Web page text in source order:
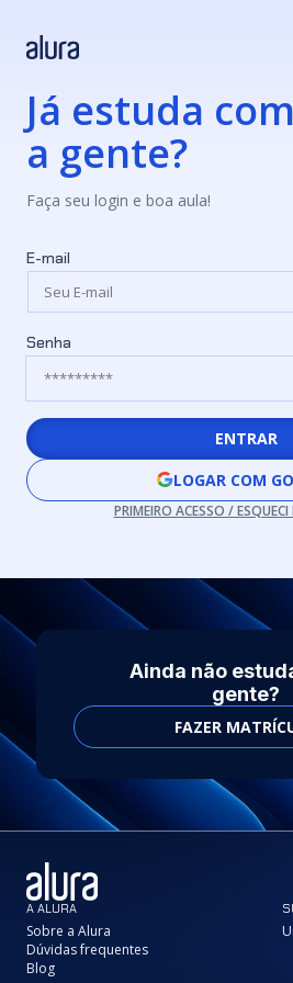
Já estuda com
a gente?
Faça seu login e boa aula!
E-mail
Senha
ENTRAR
LOGAR COM
PRIMEIRO ACESSO /
Ainda não
gente?
FAZER
A ALURA
Sobre a Alura
Dúvidas frequentes
Blog